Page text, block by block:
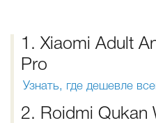
1. Xiaomi Adult
Pro
Узнать, где дешевле
2. Roidmi Qukan